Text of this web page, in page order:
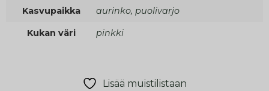
Kasvupaikka aurinko, puolivarjo
Kukan väri pinkki
Lisää muistilistaan